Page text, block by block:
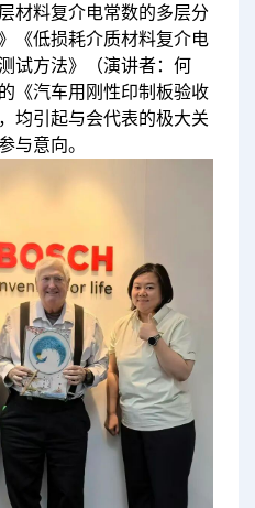
材料复介电常数的多层分
《低损耗介质材料复介电
试方法》（演讲者：何
《汽车用刚性印制板验收
均引起与会代表的极大关
与意向。